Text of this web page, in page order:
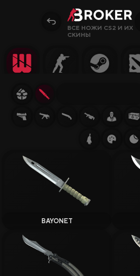
Сайты, Режимы, Бонусы или
Популярное
Сайты CS2
Сайты Steam
Крипто-
Новые Сайты
Вики CS2
Продажа и
ВСЕ НОЖИ CS2 И ИХ
СКИНЫ
BAYONET